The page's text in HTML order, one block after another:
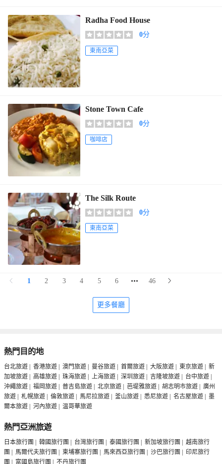
Radha Food House
0分
東南亞菜
Stone Town Cafe
0分
咖啡店
The Silk Route
0分
東南亞菜
1 2 3 4 5 6 46
更多餐廳
熱門目的地
台北旅遊 香港旅遊 澳門旅遊 曼谷旅遊 首爾旅遊 大阪旅遊 東京旅遊
新
加坡旅遊
高雄旅遊 珠海旅遊 上海旅遊 深圳旅遊 吉隆坡旅遊 台中旅遊
沖繩旅遊
福岡旅遊 普吉島旅遊 北京旅遊 芭堤雅旅遊 胡志明市旅遊
廣州
旅遊
札幌旅遊 倫敦旅遊 馬尼拉旅遊 釜山旅遊 悉尼旅遊 名古屋旅遊
墨
爾本旅遊
河內旅遊 温哥華旅遊
熱門亞洲旅遊
日本旅行團 韓國旅行團 台灣旅行團 泰國旅行團 新加坡旅行團
越南旅行
團
馬爾代夫旅行團 柬埔寨旅行團 馬來西亞旅行團 沙巴旅行團
印尼旅行
團
富國島旅行團 不丹旅行團